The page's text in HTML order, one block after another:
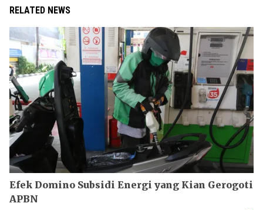
RELATED NEWS
Efek Domino Subsidi Energi yang Kian Gerogoti
APBN